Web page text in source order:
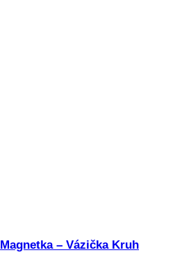
Magnetka – Vázička Kruh